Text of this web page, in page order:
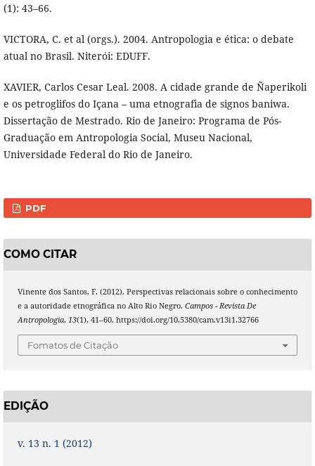
(1): 43–66.
VICTORA, C. et al (orgs.). 2004. Antropologia e ética: o debate
atual no Brasil. Niterói: EDUFF.
XAVIER, Carlos Cesar Leal. 2008. A cidade grande de Ñaperikoli
e os petroglifos do Içana – uma etnografia de signos baniwa.
Dissertação de Mestrado. Rio de Janeiro: Programa de Pós-
Graduação em Antropologia Social, Museu Nacional,
Universidade Federal do Rio de Janeiro.
PDF
COMO CITAR
Vinente dos Santos, F. (2012). Perspectivas relacionais sobre o conhecimento
e a autoridade etnográfica no Alto Rio Negro. Campos - Revista De
Antropologia, 13(1), 41–60. https://doi.org/10.5380/cam.v13i1.32766
Fomatos de Citação
EDIÇÃO
v. 13 n. 1 (2012)